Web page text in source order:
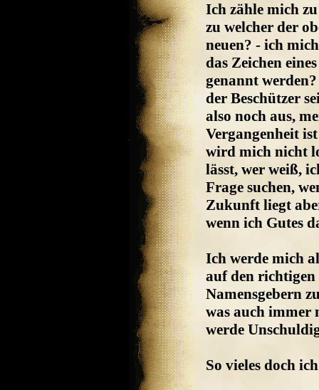
Ich zähle mich
zu welcher der
neuen? - ich
das Zeichen
genannt
der Beschützer
also noch aus,
Vergangenheit
wird mich nicht
lässt, wer weiß,
Frage suchen,
Zukunft liegt
wenn ich Gutes
Ich werde mich
auf den richtigen
Namensgebern
was auch immer
werde
So vieles doch